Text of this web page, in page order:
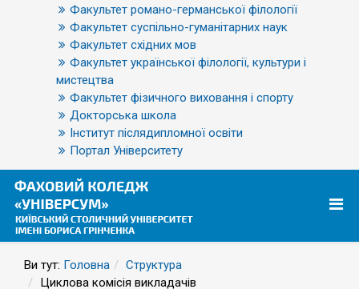
Факультет романо-германської філології
Факультет суспільно-гуманітарних наук
Факультет східних мов
Факультет української філології, культури і
мистецтва
Факультет фізичного виховання і спорту
Докторська школа
Інститут післядипломної освіти
Портал Університету
Ви тут: Головна
Структура
Циклова комісія викладачів